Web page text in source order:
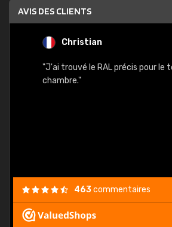
AVIS DES CLIENTS
Christian
"J'ai trouvé le RAL précis pour le
chambre."
463commentaires